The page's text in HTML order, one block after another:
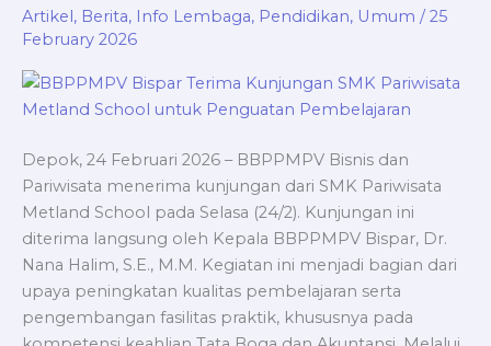
Artikel, Berita, Info Lembaga, Pendidikan, Umum /25
February 2026
Depok, 24 Februari 2026 – BBPPMPV Bisnis dan
Pariwisata menerima kunjungan dari SMK Pariwisata
Metland School pada Selasa (24/2). Kunjungan ini
diterima langsung oleh Kepala BBPPMPV Bispar, Dr.
Nana Halim, S.E., M.M. Kegiatan ini menjadi bagian dari
upaya peningkatan kualitas pembelajaran serta
pengembangan fasilitas praktik, khususnya pada
Pariwisata
Metland
untuk
Penguatan